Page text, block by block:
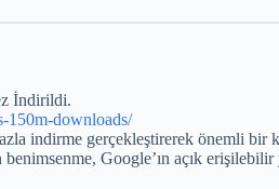
İndirildi.
150m-downloads/
indirme gerçekleştirerek önemli
Google’ın açık